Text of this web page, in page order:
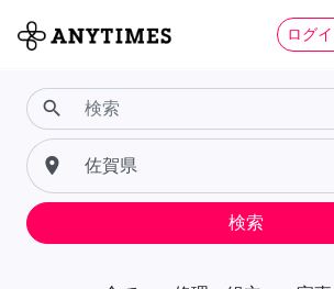
ログ
search
place
検索